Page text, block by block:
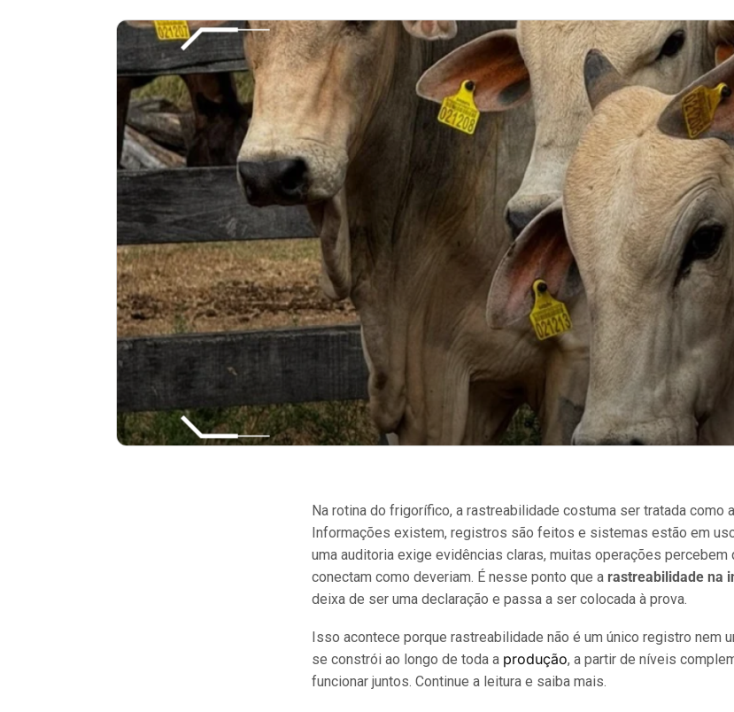
Na rotina do frigorífico, a rastreabilidade costuma ser tratada como
Informações existem, registros são feitos e sistemas estão em
uma auditoria exige evidências claras, muitas operações percebem
conectam como deveriam. É nesse ponto que a rastreabilidade na
deixa de ser uma declaração e passa a ser colocada à prova.
Isso acontece porque rastreabilidade não é um único registro nem
se constrói ao longo de toda a produção, a partir de níveis
funcionar juntos. Continue a leitura e saiba mais.